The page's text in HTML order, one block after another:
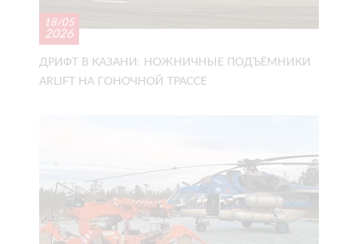
18/05
2026
ДРИФТ В КАЗАНИ: НОЖНИЧНЫЕ ПОДЪЁМНИКИ
ARLIFT НА ГОНОЧНОЙ ТРАССЕ